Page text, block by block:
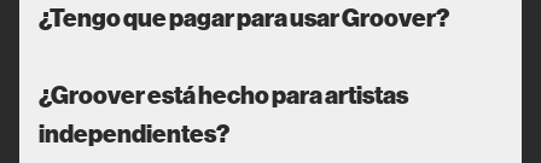
¿Tengo que pagar para usar Groover?
¿Groover está hecho para artistas
independientes?